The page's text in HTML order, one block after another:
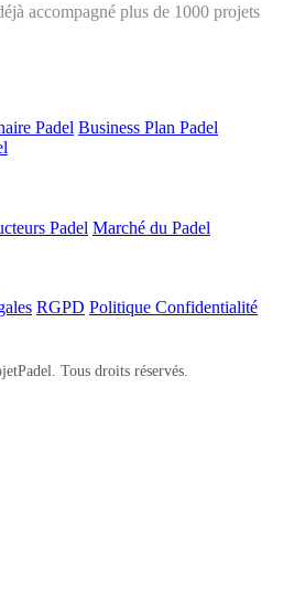
accompagné plus de 1000 projets
Padel Business Plan Padel
Padel Marché du Padel
RGPD Politique Confidentialité
Tous droits réservés.